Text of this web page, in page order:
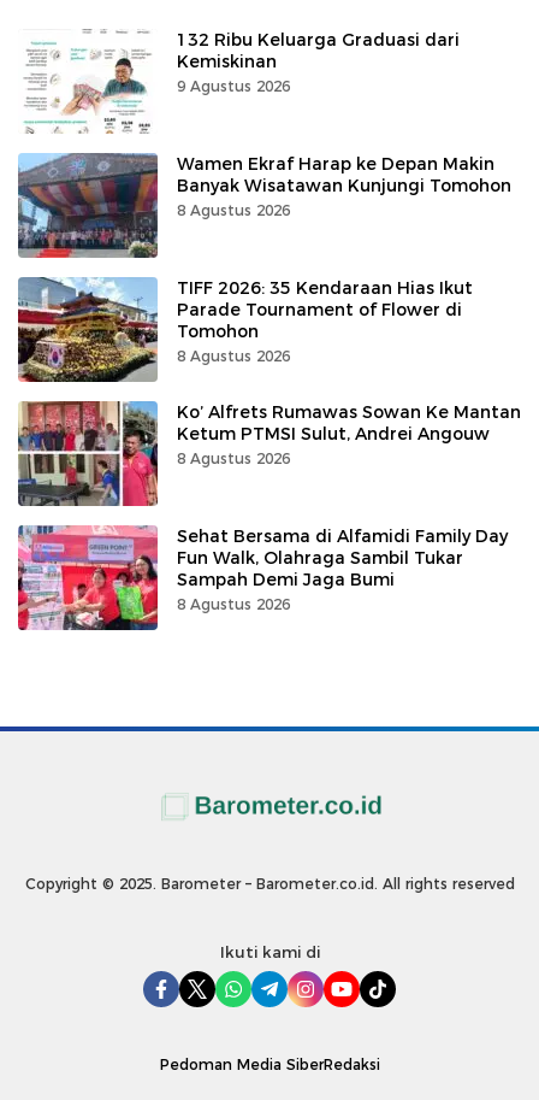
132 Ribu Keluarga Graduasi dari
Kemiskinan
9 Agustus 2026
Wamen Ekraf Harap ke Depan Makin
Banyak Wisatawan Kunjungi Tomohon
8 Agustus 2026
TIFF 2026: 35 Kendaraan Hias Ikut
Parade Tournament of Flower di
Tomohon
8 Agustus 2026
Ko’ Alfrets Rumawas Sowan Ke Mantan
Ketum PTMSI Sulut, Andrei Angouw
8 Agustus 2026
Sehat Bersama di Alfamidi Family Day
Fun Walk, Olahraga Sambil Tukar
Sampah Demi Jaga Bumi
8 Agustus 2026
Copyright © 2025. Barometer – Barometer.co.id. All rights reserved
Ikuti kami di
Pedoman Media SiberRedaksi